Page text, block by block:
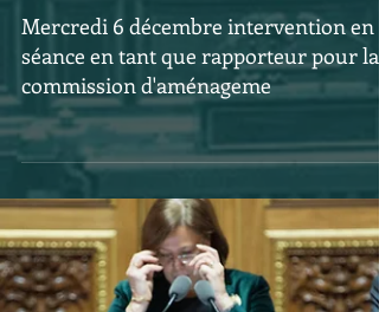
Mercredi 6 décembre intervention en
séance en tant que rapporteur pour la
commission d'aménageme